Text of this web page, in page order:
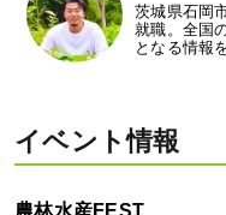
茨城県石岡
就職。全国
となる情報
イベント情報